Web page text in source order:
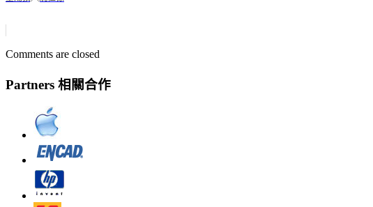
Comments are closed
Partners 相關合作